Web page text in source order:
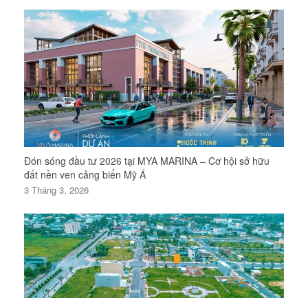
Đón sóng đầu tư 2026 tại MYA MARINA – Cơ hội sở hữu
đất nền ven cảng biển Mỹ Á
3 Tháng 3, 2026